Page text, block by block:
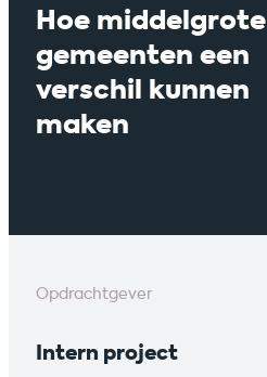
Hoe middelgrote
gemeenten een
verschil kunnen
maken
Opdrachtgever
Intern project